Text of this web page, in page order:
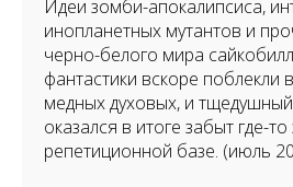
Идеи зомби-апокалипсиса,
инопланетных мутантов и
черно-белого мира
фантастики вскоре поблекли
медных духовых, и
оказался в итоге забыт где-
репетиционной базе. (июль